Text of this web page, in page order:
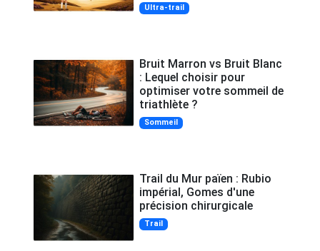
Ultra-trail
Bruit Marron vs Bruit Blanc
: Lequel choisir pour
optimiser votre sommeil de
triathlète ?
Sommeil
Trail du Mur païen : Rubio
impérial, Gomes d'une
précision chirurgicale
Trail